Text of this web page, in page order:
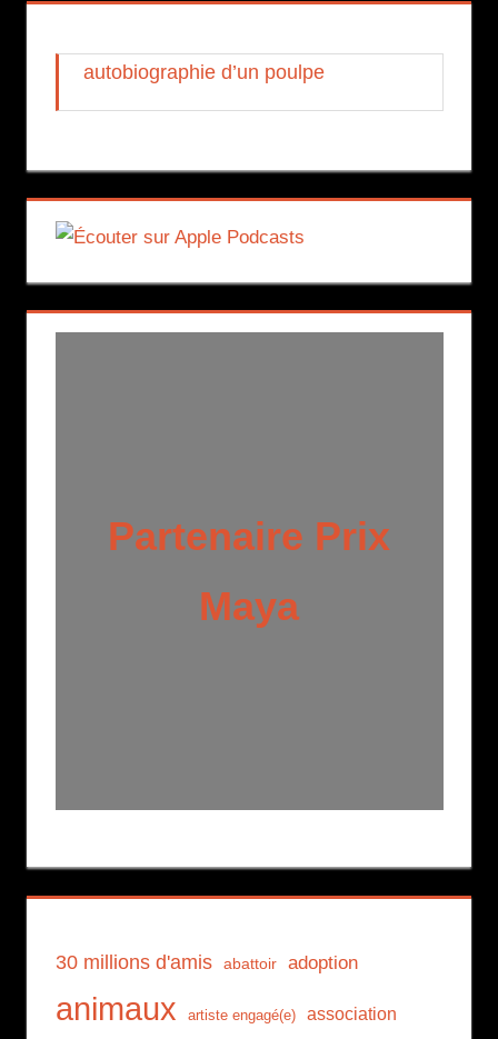
autobiographie d’un poulpe
Partenaire Prix
Maya
30 millions d'amis abattoir adoption
animaux artiste engagé(e) association